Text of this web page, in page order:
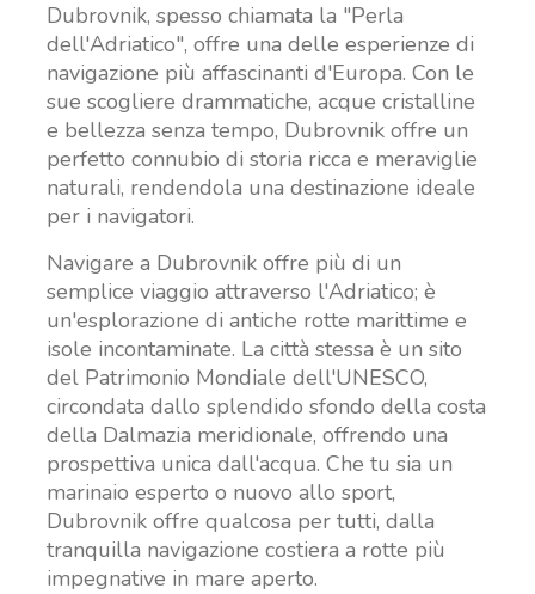
Dubrovnik, spesso chiamata la "Perla
dell'Adriatico", offre una delle esperienze di
navigazione più affascinanti d'Europa. Con le
sue scogliere drammatiche, acque cristalline
e bellezza senza tempo, Dubrovnik offre un
perfetto connubio di storia ricca e meraviglie
naturali, rendendola una destinazione ideale
per i navigatori.
Navigare a Dubrovnik offre più di un
semplice viaggio attraverso l'Adriatico; è
un'esplorazione di antiche rotte marittime e
isole incontaminate. La città stessa è un sito
del Patrimonio Mondiale dell'UNESCO,
circondata dallo splendido sfondo della costa
della Dalmazia meridionale, offrendo una
prospettiva unica dall'acqua. Che tu sia un
marinaio esperto o nuovo allo sport,
Dubrovnik offre qualcosa per tutti, dalla
tranquilla navigazione costiera a rotte più
impegnative in mare aperto.